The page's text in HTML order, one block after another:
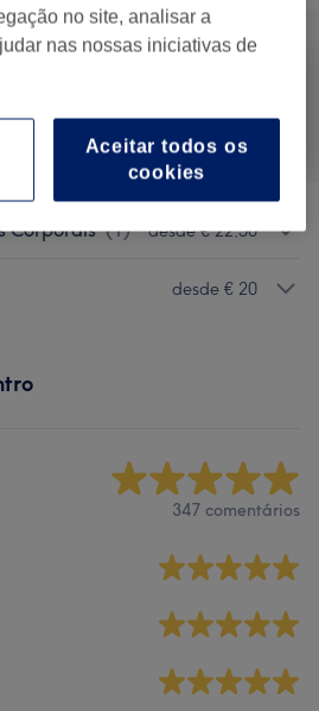
Massagem
Corporais (1) desde € 22,50
desde € 20
347 comentários
no site, analisar a
nas nossas iniciativas de
Aceitar todos os
cookies